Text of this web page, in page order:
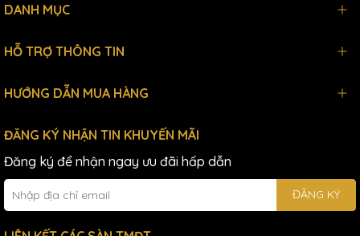
DANH MỤC
HỖ TRỢ THÔNG TIN
HƯỚNG DẪN MUA HÀNG
ĐĂNG KÝ NHẬN TIN KHUYẾN MÃI
Đăng ký để nhận ngay ưu đãi hấp dẫn
ĐĂNG KÝ